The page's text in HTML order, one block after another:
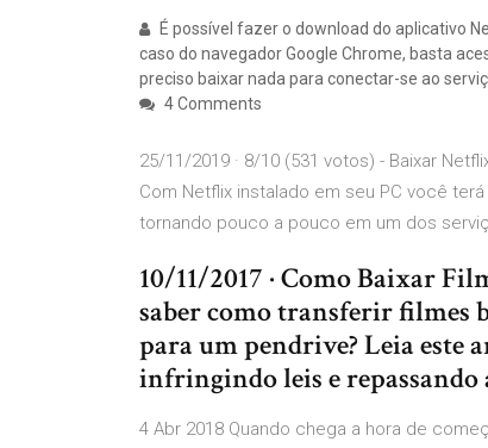
É possível fazer o download do aplicativo
caso do navegador Google Chrome, basta
preciso baixar nada para conectar-se ao
4 Comments
25/11/2019 · 8/10 (531 votos) - Baixar
Com Netflix instalado em seu PC você
tornando pouco a pouco em um dos
10/11/2017 · Como Baixar
saber como transferir filmes
para um pendrive? Leia este
infringindo leis e repassando
4 Abr 2018 Quando chega a hora de